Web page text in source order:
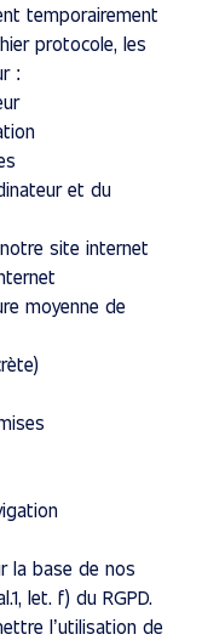
temporairement
protocole, les
:
et du
site internet
moyenne de
la base de nos
let. f) du RGPD.
l’utilisation de